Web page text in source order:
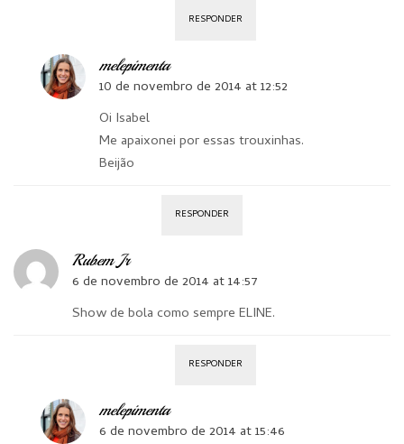
RESPONDER
melepimenta
10 de novembro de 2014 at 12:52
Oi Isabel
Me apaixonei por essas trouxinhas.
Beijão
RESPONDER
Rubem Jr
6 de novembro de 2014 at 14:57
Show de bola como sempre ELINE.
RESPONDER
melepimenta
6 de novembro de 2014 at 15:46